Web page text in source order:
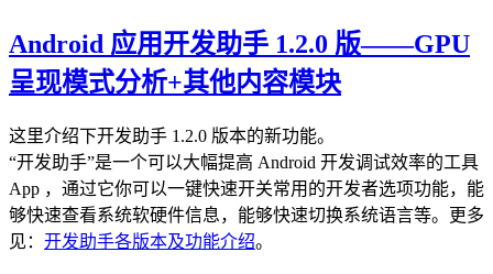
Android 应用开发助手 1.2.0 版——GPU
呈现模式分析+其他内容模块
这里介绍下开发助手 1.2.0 版本的新功能。
“开发助手”是一个可以大幅提高 Android 开发调试效率的工具
App ，通过它你可以一键快速开关常用的开发者选项功能，能
够快速查看系统软硬件信息，能够快速切换系统语言等。更多
见： 开发助手各版本及功能介绍。